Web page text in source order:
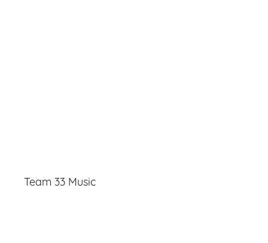
Team 33 Music